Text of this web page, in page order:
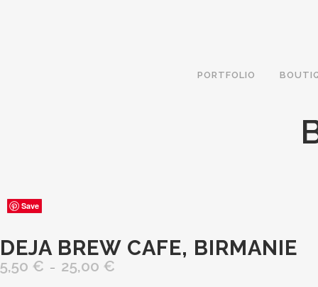
PORTFOLIO
Save
DEJA BREW CAFE, BIRMANIE
5,50 € – 25,00 €
Save
Save
Save
Save